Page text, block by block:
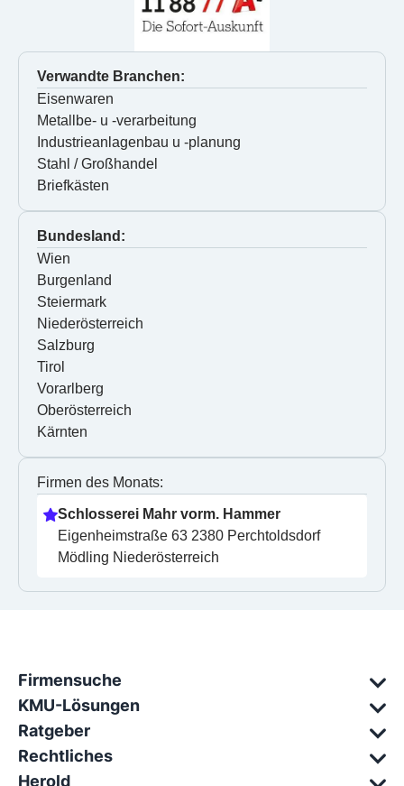
Verwandte Branchen:
Eisenwaren
Metallbe- u -verarbeitung
Industrieanlagenbau u -planung
Stahl / Großhandel
Briefkästen
Bundesland:
Wien
Burgenland
Steiermark
Niederösterreich
Salzburg
Tirol
Vorarlberg
Oberösterreich
Kärnten
Firmen des Monats:
Schlosserei Mahr vorm. Hammer
Eigenheimstraße 63 2380 Perchtoldsdorf
Mödling Niederösterreich
Firmensuche
KMU-Lösungen
Ratgeber
Rechtliches
Herold